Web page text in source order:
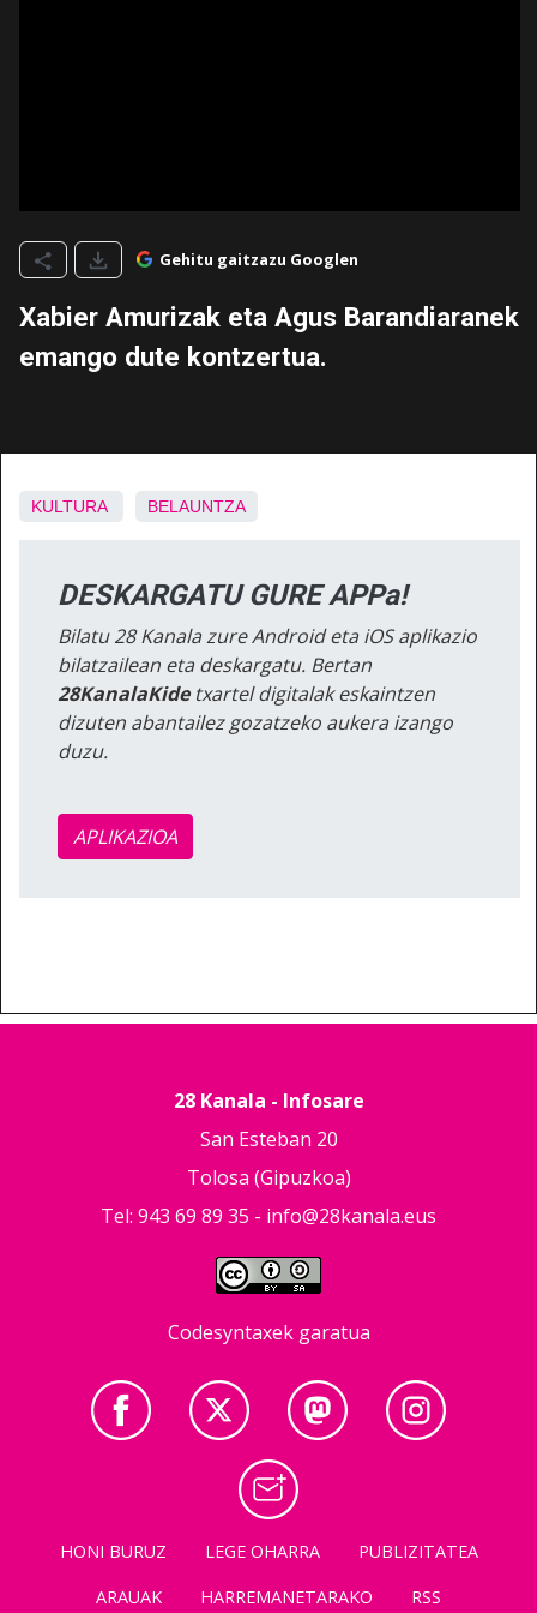
Gehitu gaitzazu Googlen
Xabier Amurizak eta Agus Barandiaranek
emango dute kontzertua.
KULTURA BELAUNTZA
DESKARGATU GURE APPa!
Bilatu 28 Kanala zure Android eta iOS aplikazio
bilatzailean eta deskargatu. Bertan
28KanalaKidetxartel digitalak eskaintzen
dizuten abantailez gozatzeko aukera izango
duzu.
APLIKAZIOA
28 Kanala - Infosare
San Esteban 20
Tolosa (Gipuzkoa)
Tel: 943 69 89 35 - info@28kanala.eus
Codesyntaxek garatua
HONI BURUZ LEGE OHARRA
PUBLIZITATEA
ARAUAK
HARREMANETARAKO RSS